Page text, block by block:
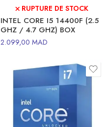
⛌ RUPTURE DE STOCK
INTEL CORE I5 14400F (2.5
GHZ / 4.7 GHZ) BOX
2.099,00 MAD